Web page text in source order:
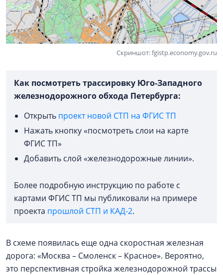
Скриншот: fgistp.economy.gov.ru
Как посмотреть трассировку Юго-Западного
железнодорожного обхода Петербурга:
Открыть проект новой СТП на ФГИС ТП
Нажать кнопку «посмотреть слои на карте
ФГИС ТП»
Добавить слой «железнодорожные линии».
Более подробную инструкцию по работе с
картами ФГИС ТП мы публиковали на примере
проекта прошлой СТП и КАД-2.
В схеме появилась еще одна скоростная железная
дорога: «Москва – Смоленск – Красное». Вероятно,
это перспективная стройка железнодорожной трассы